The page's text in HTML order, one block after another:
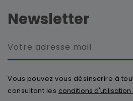
Newsletter
Vous pouvez vous désinscrire à
consultant les conditions d'utilisation